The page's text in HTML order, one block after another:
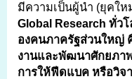
มีความเป็นผู้นำ (ยุคให
Global Research ทั่ว
องคนภาครัฐส่วนใหญ่
งานและพัฒนาศักยภา
การให้ฟีดแบค หรือวิจ